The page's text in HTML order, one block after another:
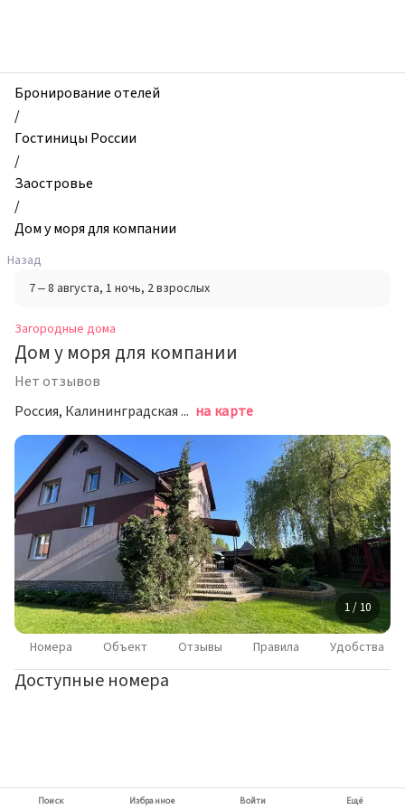
дома,
Дом
моря
для
компании,
Заостровье,
Россия
Бронирование отелей
/
Гостиницы России
/
Заостровье
/
Дом у моря для компании
Назад
7 – 8 августа, 1 ночь, 2 взрослых
Загородные дома
Дом у моря для компании
Нет отзывов
Россия, Калининградская область, Зеленоградский муниципальный округ, посёлок Заостровье, Сосновая улица, 10 на карте
1 / 10
Номера Объект Отзывы Правила Удобства
Доступные номера
Поиск Избранное Войти Ещё